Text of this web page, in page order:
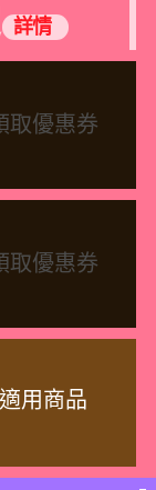
詳情
取優惠券
取優惠券
適用商品